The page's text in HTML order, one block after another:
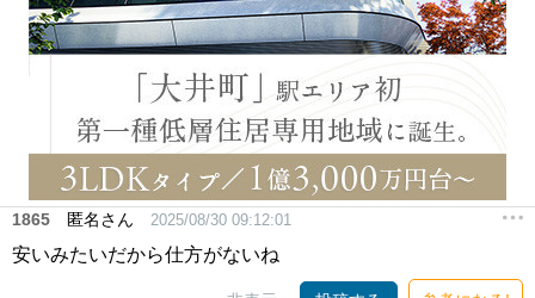
1865 匿名さん 2025/08/30 09:12:01
安いみたいだから仕方がないね